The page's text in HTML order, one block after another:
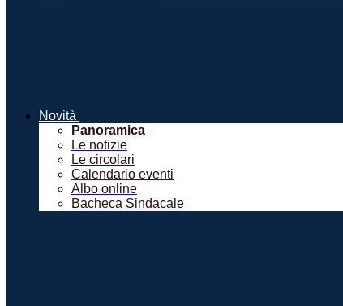
Novità
Panoramica
Le notizie
Le circolari
Calendario eventi
Albo online
Bacheca Sindacale